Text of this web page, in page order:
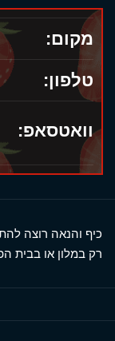
מקום:
טלפון:
וואטסאפ:
כיף והנאה רוצה
רק במלון או בבית